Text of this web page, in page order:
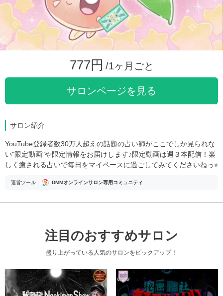
777円 /1ヶ月ごと
サロンページを見る
サロン紹介
YouTube登録者数30万人超えの話題の占い師がここでしか見られな
い"限定動画"や限定情報をお届けします♪限定動画は週３本配信！楽
しく癒される占いで毎日をマイペースに過ごしてみてくださいねっ⭐︎
運営ツール DMMオンラインサロン専用コミュニティ
注目のおすすめサロン
盛り上がっている人気のサロンをピックアップ！